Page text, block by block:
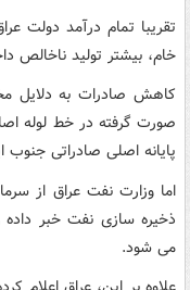
تقریبا تمام درآمد دولت
خام، بیشتر تولید ناخالص
کاهش صادرات به دلایل
صورت گرفته در خط لوله
پایانه اصلی صادراتی
اما وزارت نفت عراق از
ذخیره سازی نفت خبر
می شود.